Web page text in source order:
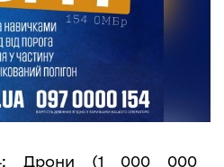
Дрони (1 000 000